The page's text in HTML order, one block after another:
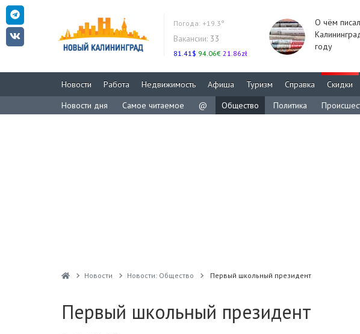
Погода: +19.3°
Вакансии: 33
81.41$ 94.06€ 21.86zł
О чём
году
Новости Работа Недвижимость Афиша Туризм Справка Скидки
Новости дня
Самое читаемое @ Общество Политика
Новости Новости: Общество Первый школьный президент
Первый школьный президент